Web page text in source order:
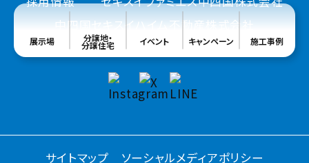
展示場 分譲地・
分譲住宅 イベント キャンペーン 施工事例
中四国セキスイハイム不動産株式会社
サイトマップ ソーシャルメディアポリシー